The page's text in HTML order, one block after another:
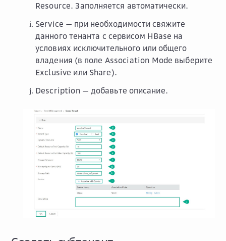
Resource. Заполняется автоматически.
Service — при необходимости свяжите
данного тенанта с сервисом HBase на
условиях исключительного или общего
владения (в поле Association Mode выберите
Exclusive или Share).
Description— добавьте описание.